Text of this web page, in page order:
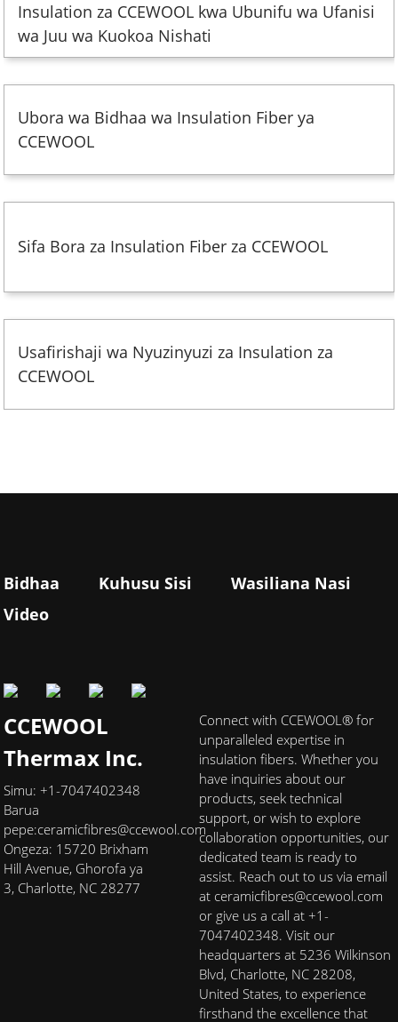
Insulation za CCEWOOL kwa Ubunifu wa Ufanisi
wa Juu wa Kuokoa Nishati
Ubora wa Bidhaa wa Insulation Fiber ya
CCEWOOL
Sifa Bora za Insulation Fiber za CCEWOOL
Usafirishaji wa Nyuzinyuzi za Insulation za
CCEWOOL
Bidhaa Kuhusu Sisi
Wasiliana Nasi
Video
CCEWOOL
Thermax Inc.
Simu: +1-7047402348
Barua
pepe:ceramicfibres@ccewool.com
Ongeza: 15720 Brixham
Hill Avenue, Ghorofa ya
3, Charlotte, NC 28277
Connect with CCEWOOL® for
unparalleled expertise in
insulation fibers. Whether you
have inquiries about our
products, seek technical
support, or wish to explore
collaboration opportunities, our
dedicated team is ready to
assist. Reach out to us via email
at ceramicfibres@ccewool.com
or give us a call at +1-
7047402348. Visit our
headquarters at 5236 Wilkinson
Blvd, Charlotte, NC 28208,
United States, to experience
firsthand the excellence that